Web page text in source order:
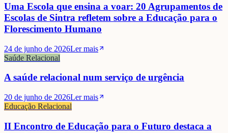
Uma Escola que ensina a voar: 20 Agrupamentos de
Escolas de Sintra refletem sobre a Educação para o
Florescimento Humano
24 de junho de 2026Ler mais
Saúde Relacional
A saúde relacional num serviço de urgência
20 de junho de 2026Ler mais
Educação Relacional
II Encontro de Educação para o Futuro destaca a